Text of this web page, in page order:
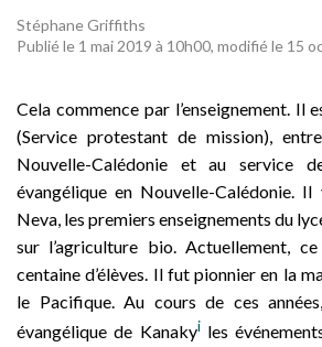
Stéphane Griffiths
Publié le 1 mai 2019 à 10h00, modifié le 15
Cela commence par l’enseignement. Il
(Service protestant de mission),
Nouvelle-Calédonie et au service
évangélique en Nouvelle-Calédonie.
Neva, les premiers enseignements du
sur l’agriculture bio. Actuellement,
centaine d’élèves. Il fut pionnier en la
le Pacifique. Au cours de ces
évangélique de Kanakyi les